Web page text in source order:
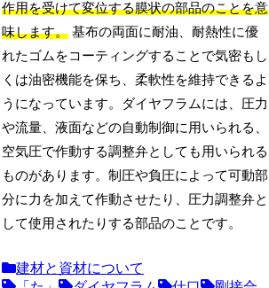
作用を受けて変位する膜状の部品のことを意
味します。 基布の両面に耐油、耐熱性に優
れたゴムをコーティングすることで気密もし
くは油密機能を保ち、柔軟性を維持できるよ
うになっています。ダイヤフラムには、圧力
や流量、液面などの自動制御に用いられる、
空気圧で作動する調整弁としても用いられる
ものがあります。制圧や負圧によって可動部
分に力を加えて作動させたり、圧力調整弁と
して使用されたりする部品のことです。
建材と資材について